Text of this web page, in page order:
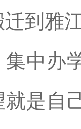
迁到雅
办学
就是自